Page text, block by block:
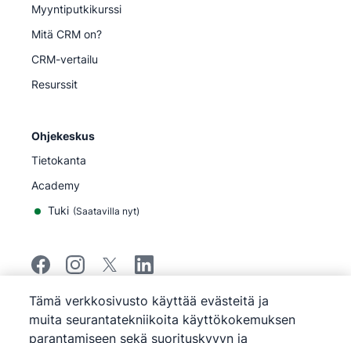
Myyntiputkikurssi
Mitä CRM on?
CRM-vertailu
Resurssit
Ohjekeskus
Tietokanta
Academy
Tuki (Saatavilla nyt)
©2026Pipedrive
Pipedrive
Käyttöehdot
Tämä verkkosivusto käyttää evästeitä ja
muita seurantatekniikoita käyttökokemuksen
parantamiseen sekä suorituskyvyn ja